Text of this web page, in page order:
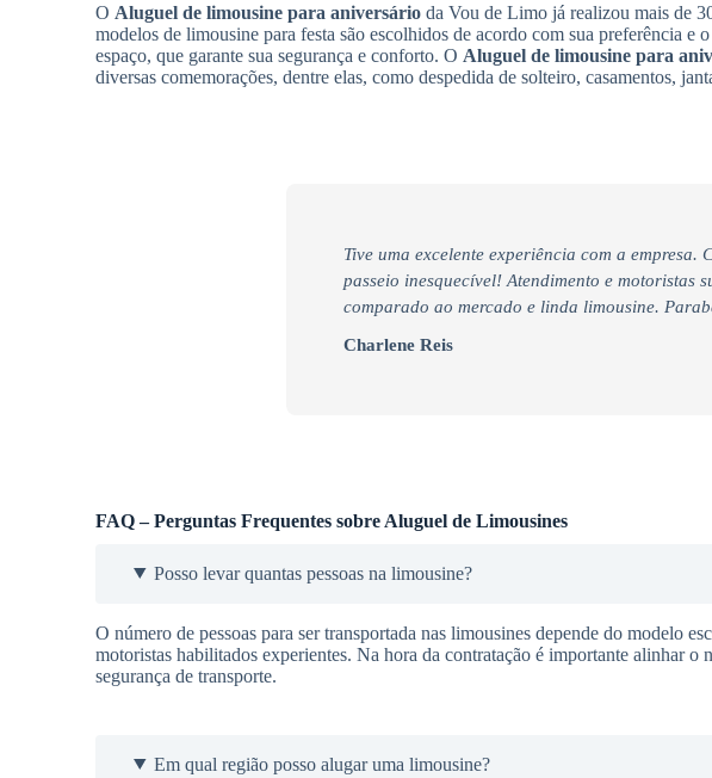
O Aluguel de limousine para aniversário da Vou de Limo já realizou mais de
modelos de limousine para festa são escolhidos de acordo com sua preferência
espaço, que garante sua segurança e conforto. O Aluguel de limousine para
diversas comemorações, dentre elas, como despedida de solteiro, casamentos,
Tive uma excelente experiência com a
passeio inesquecível! Atendimento e motoristas
comparado ao mercado e linda limousine.
Charlene Reis
FAQ – Perguntas Frequentes sobre Aluguel de Limousines
Posso levar quantas pessoas na limousine?
O número de pessoas para ser transportada nas limousines depende do modelo
motoristas habilitados experientes. Na hora da contratação é importante alinhar o
segurança de transporte.
Em qual região posso alugar uma limousine?